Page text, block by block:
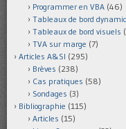
Programmer en VBA (46)
Tableaux de bord
Tableaux de bord visuels
TVA sur marge (7)
Articles A&SI (295)
Brèves (238)
Cas pratiques (58)
Sondages (3)
Bibliographie (115)
Articles (15)